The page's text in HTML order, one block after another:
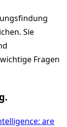
Sie
Fragen
are